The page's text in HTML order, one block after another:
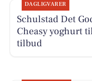
DAGLIGVARER
Schulstad Det
Cheasy yoghurt
tilbud